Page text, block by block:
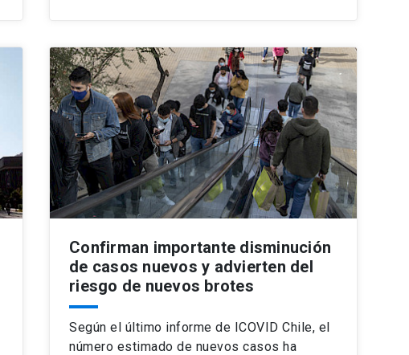
Confirman importante disminución
de casos nuevos y advierten del
riesgo de nuevos brotes
Según el último informe de ICOVID Chile, el
número estimado de nuevos casos ha